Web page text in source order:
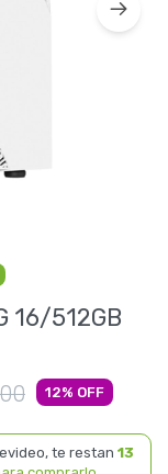
16/512GB
12
te restan 13